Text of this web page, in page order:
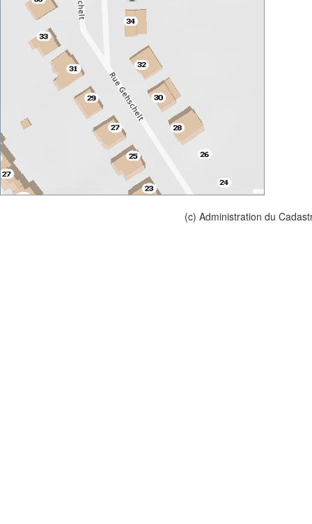
(c) Administration du